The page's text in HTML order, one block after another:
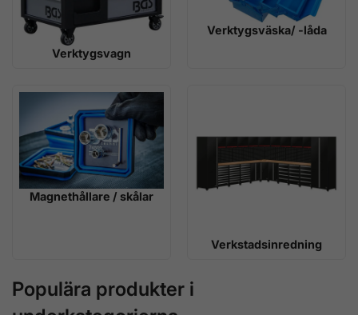
Verktygsvagn
Verktygsväska/ -låda
Magnethållare / skålar
Verkstadsinredning
Populära produkter i